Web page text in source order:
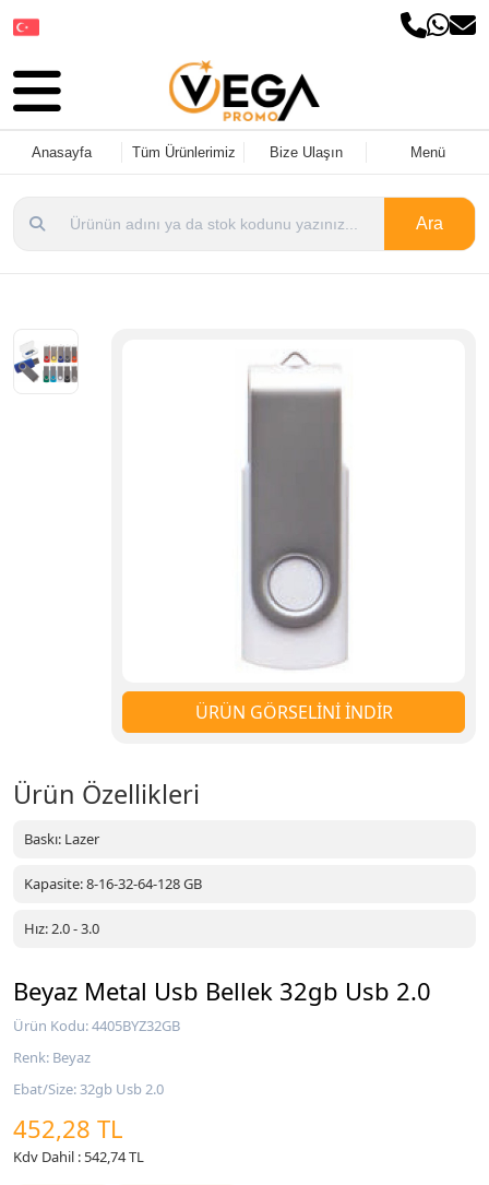
Anasayfa Tüm Ürünlerimiz Bize Ulaşın Menü
Ara
ÜRÜN GÖRSELİNİ İNDİR
Ürün Özellikleri
Baskı: Lazer
Kapasite: 8-16-32-64-128 GB
Hız: 2.0 - 3.0
Beyaz Metal Usb Bellek 32gb Usb 2.0
Ürün Kodu: 4405BYZ32GB
Renk: Beyaz
Ebat/Size: 32gb Usb 2.0
452,28 TL
Kdv Dahil : 542,74 TL